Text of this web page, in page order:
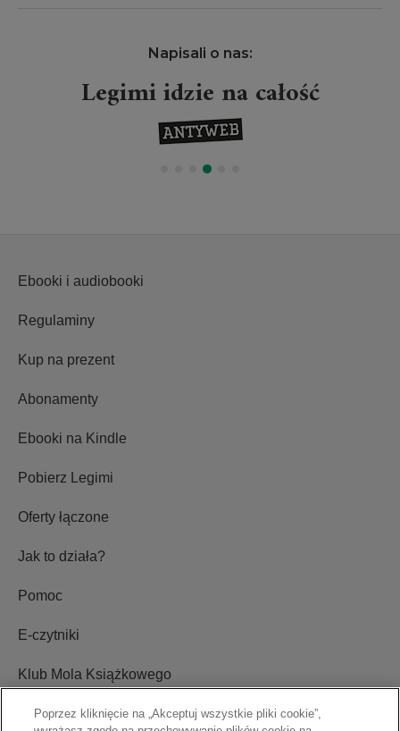
Napisali o nas:
Legimi idzie na całość
Ebooki i audiobooki
Regulaminy
Kup na prezent
Abonamenty
Ebooki na Kindle
Pobierz Legimi
Oferty łączone
Jak to działa?
Pomoc
E-czytniki
Klub Mola Książkowego
Ustawienia plików cookie
Poprzez kliknięcie na „Akceptuj wszystkie pliki cookie”,